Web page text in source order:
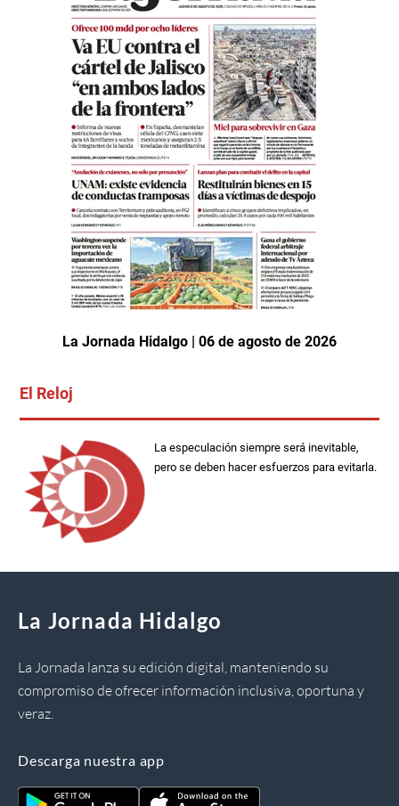
La Jornada Hidalgo | 06 de agosto de 2026
El Reloj
La especulación siempre será inevitable,
pero se deben hacer esfuerzos para evitarla.
La Jornada Hidalgo
La Jornada lanza su edición digital, manteniendo su
compromiso de ofrecer información inclusiva, oportuna y
veraz.
Descarga nuestra app